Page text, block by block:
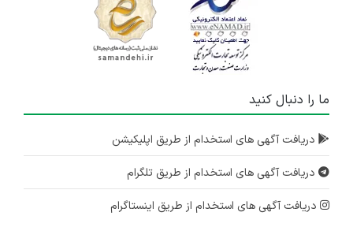
ما را دنبال کنید
دریافت آگهی های استخدام از طریق اپلیکیشن
دریافت آگهی های استخدام از طریق تلگرام
دریافت آگهی های استخدام از طریق اینستاگرام